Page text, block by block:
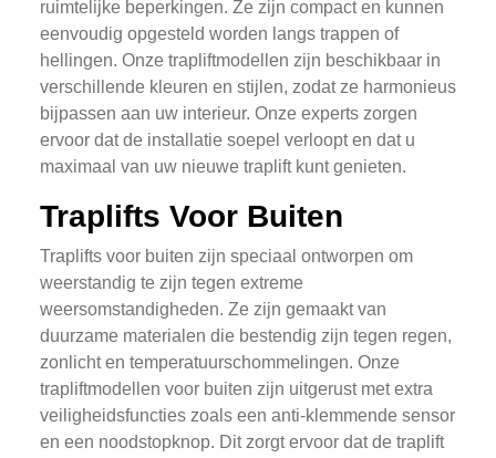
ruimtelijke beperkingen. Ze zijn compact en kunnen
eenvoudig opgesteld worden langs trappen of
hellingen. Onze trapliftmodellen zijn beschikbaar in
verschillende kleuren en stijlen, zodat ze harmonieus
bijpassen aan uw interieur. Onze experts zorgen
ervoor dat de installatie soepel verloopt en dat u
maximaal van uw nieuwe traplift kunt genieten.
Traplifts Voor Buiten
Traplifts voor buiten zijn speciaal ontworpen om
weerstandig te zijn tegen extreme
weersomstandigheden. Ze zijn gemaakt van
duurzame materialen die bestendig zijn tegen regen,
zonlicht en temperatuurschommelingen. Onze
trapliftmodellen voor buiten zijn uitgerust met extra
veiligheidsfuncties zoals een anti-klemmende sensor
en een noodstopknop. Dit zorgt ervoor dat de traplift